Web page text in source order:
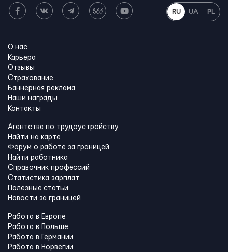
RU UA PL
О нас
Карьера
Отзывы
Страхование
Баннерная реклама
Наши награды
Контакты
Агентства по трудоустройству
Найти на карте
Форум о работе за границей
Найти работника
Справочник профессий
Статистика зарплат
Полезные статьи
Новости за границей
Работа в Европе
Работа в Польше
Работа в Германии
Работа в Норвегии